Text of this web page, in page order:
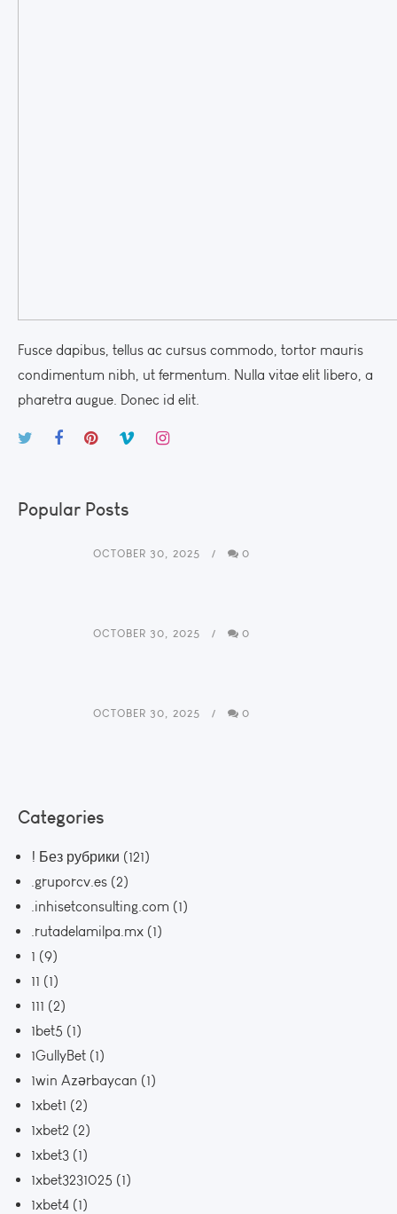
Fusce dapibus, tellus ac cursus commodo, tortor mauris
condimentum nibh, ut fermentum. Nulla vitae elit libero, a
pharetra augue. Donec id elit.
Popular Posts
OCTOBER 30, 2025 0
OCTOBER 30, 2025 0
OCTOBER 30, 2025 0
Categories
! Без рубрики (121)
.gruporcv.es (2)
.inhisetconsulting.com (1)
.rutadelamilpa.mx (1)
1 (9)
11 (1)
111 (2)
1bet5 (1)
1GullyBet (1)
1win Azərbaycan (1)
1xbet1 (2)
1xbet2 (2)
1xbet3 (1)
1xbet3231025 (1)
1xbet4 (1)